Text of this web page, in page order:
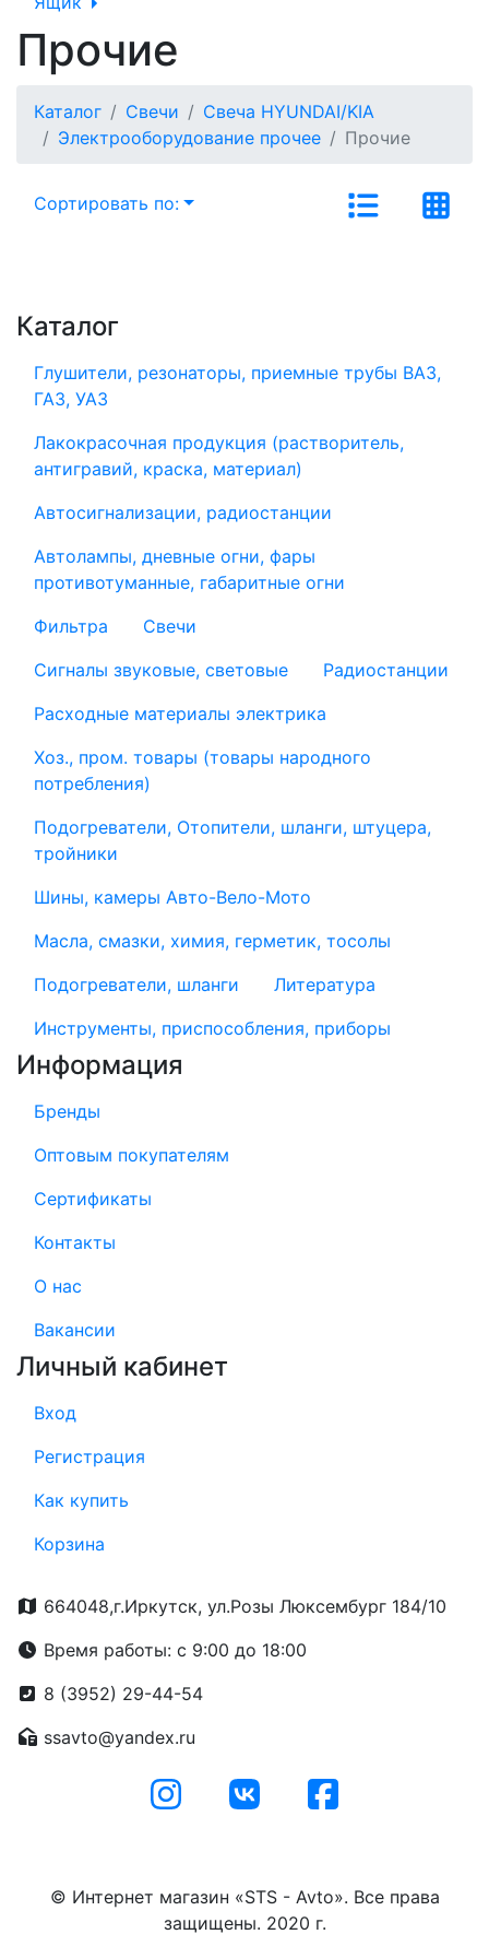
Прочие
Каталог Свечи
Свеча HYUNDAI/KIA
Электрооборудование прочее
Прочие
Сортировать по:
Каталог
Глушители, резонаторы, приемные трубы ВАЗ,
ГАЗ, УАЗ
Лакокрасочная продукция (растворитель,
антигравий, краска, материал)
Автосигнализации, радиостанции
Автолампы, дневные огни, фары
противотуманные, габаритные огни
Фильтра
Свечи
Сигналы звуковые, световые
Радиостанции
Расходные материалы электрика
Хоз., пром. товары (товары народного
потребления)
Подогреватели, Отопители, шланги, штуцера,
тройники
Шины, камеры Авто-Вело-Мото
Масла, смазки, химия, герметик, тосолы
Подогреватели, шланги
Литература
Инструменты, приспособления, приборы
Информация
Бренды
Оптовым покупателям
Сертификаты
Контакты
О нас
Вакансии
Личный кабинет
Вход
Регистрация
Как купить
Корзина
664048,г.Иркутск, ул.Розы Люксембург 184/10
Время работы: с 9:00 до 18:00
8 (3952) 29-44-54
ssavto@yandex.ru
© Интернет магазин «STS - Avto». Все права
защищены. 2020 г.